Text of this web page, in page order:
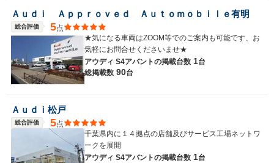
Ａｕｄｉ Ａｐｐｒｏｖｅｄ Ａｕｔｏｍｏｂｉｌｅ有明
総合評価 5点
★気になる車両はZOOM等でのご案内も可能です、お
気軽にお問合せくださいませ★
アウディ S4アバントの掲載台数 1台
総掲載数 90台
Ａｕｄｉ松戸
総合評価 5点
千葉県内に１４拠点の店舗及びサービス工場ネットワ
ークを展開
アウディ S4アバントの掲載台数 1台